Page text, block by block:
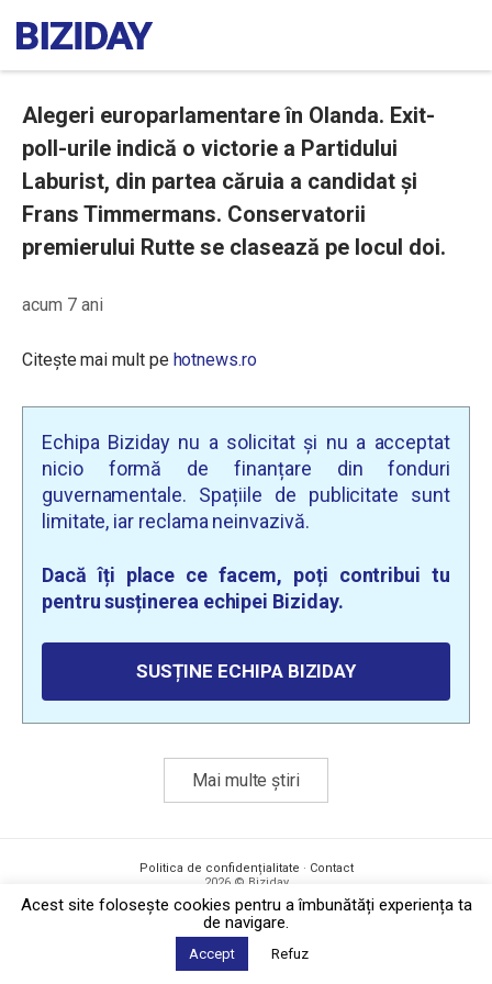
Alegeri europarlamentare în Olanda. Exit-
poll-urile indică o victorie a Partidului
Laburist, din partea căruia a candidat și
Frans Timmermans. Conservatorii
premierului Rutte se clasează pe locul doi.
acum 7 ani
Citește mai mult pe hotnews.ro
Echipa Biziday nu a solicitat și nu a acceptat
nicio formă de finanțare din fonduri
guvernamentale. Spațiile de publicitate sunt
limitate, iar reclama neinvazivă.
Dacă îți place ce facem, poți contribui tu
pentru susținerea echipei Biziday.
SUSȚINE ECHIPA BIZIDAY
Mai multe știri
Politica de confidențialitate · Contact
2026 © Biziday
Acest site foloseşte cookies pentru a îmbunătăți experiența ta
de navigare.
Accept Refuz